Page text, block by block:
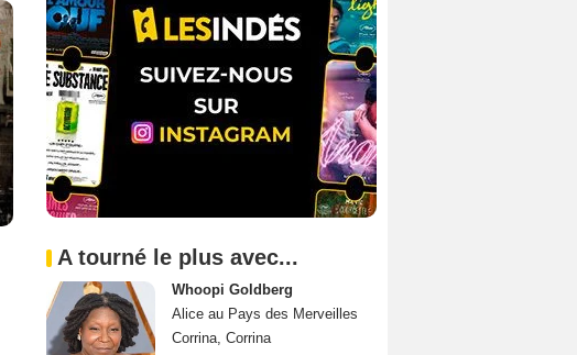
A tourné le plus avec...
Whoopi Goldberg
Alice au Pays des Merveilles
Corrina, Corrina